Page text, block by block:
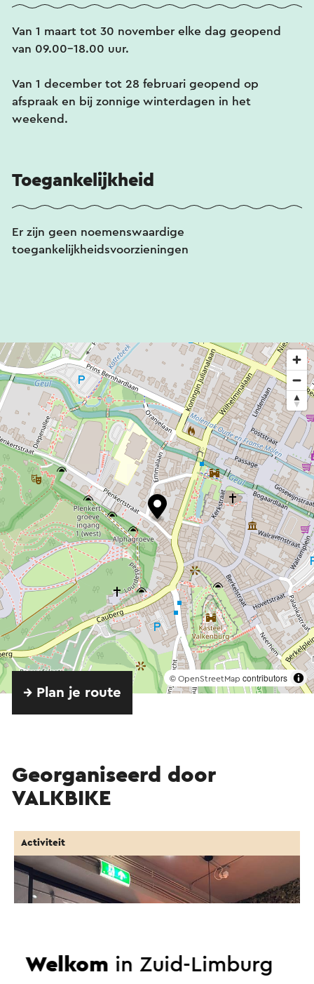
Van 1 maart tot 30 november elke dag geopend
van 09.00-18.00 uur.
Van 1 december tot 28 februari geopend op
afspraak en bij zonnige winterdagen in het
weekend.
Toegankelijkheid
Er zijn geen noemenswaardige
toegankelijkheidsvoorzieningen
© OpenStreetMap contributors
→ Plan je route
Georganiseerd door
VALKBIKE
Activiteit
Welkom in Zuid-Limburg